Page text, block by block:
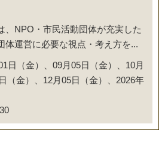
NPO・市民活動団体が充実した
体運営に必要な視点・考え方を...
日（金）、09月05日（金）、10月
（金）、12月05日（金）、2026年